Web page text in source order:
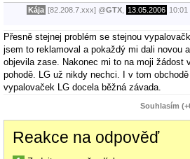
Kája [82.208.7.xxx] @GTX 13.05.2006 10:01
Přesně stejnej problém se stejnou
jsem to reklamoval a pokaždý mi dali novou
objevila zase. Nakonec mi to na moji žádost
pohodě. LG už nikdy nechci. I v tom
vypalovaček LG docela běžná závada.
Souhlasím
Reakce na odpověď